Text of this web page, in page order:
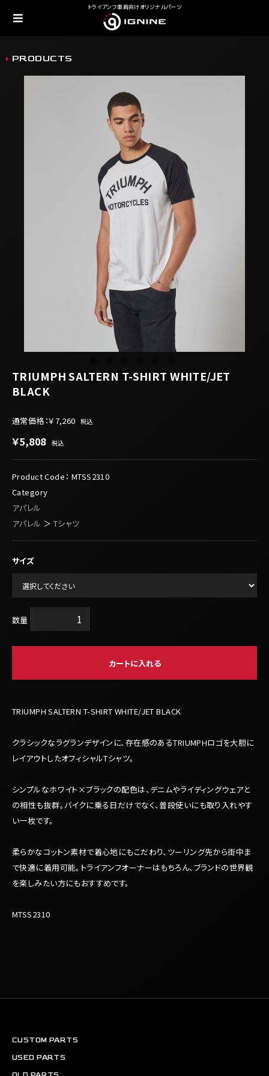
トライアンフ車両向けオリジナルパーツ
PRODUCTS
TRIUMPH SALTERN T-SHIRT WHITE/JET
BLACK
通常価格：￥7,260 税込
￥5,808 税込
Product Code： MTSS2310
Category
アパレル
アパレル ＞ Tシャツ
サイズ
数量
カートに入れる
TRIUMPH SALTERN T-SHIRT WHITE/JET BLACK
クラシックなラグランデザインに、存在感のあるTRIUMPHロゴを大胆に
レイアウトしたオフィシャルTシャツ。
シンプルなホワイト×ブラックの配色は、デニムやライディングウェアと
の相性も抜群。バイクに乗る日だけでなく、普段使いにも取り入れやす
い一枚です。
柔らかなコットン素材で着心地にもこだわり、ツーリング先から街中ま
で快適に着用可能。トライアンフオーナーはもちろん、ブランドの世界観
を楽しみたい方にもおすすめです。
MTSS2310
CUSTOM PARTS
USED PARTS